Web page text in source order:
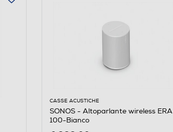
CASSE ACUSTICHE
SONOS - Altoparlante wireless ERA
100-Bianco